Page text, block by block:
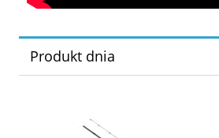
Produkt dnia